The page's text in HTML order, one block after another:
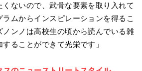
くないので、武骨な要素を取り入れて
ラムからインスピレーションを得るこ
ノンノは高校生の頃から読んでいる雑
ることができて光栄です」